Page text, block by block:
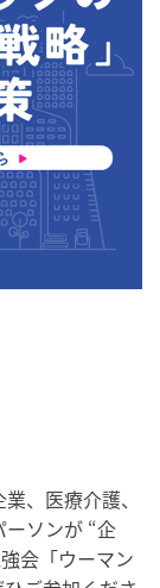
、医療介護、
ソンが “企
会「ウーマン